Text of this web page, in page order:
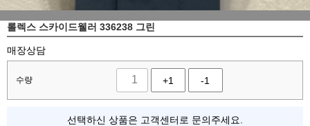
롤렉스 스카이드웰러 336238 그린
매장상담
수량 +1 -1
선택하신 상품은 고객센터로 문의주세요.